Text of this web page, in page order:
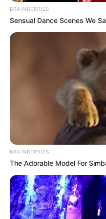
ΤΑ ΠΙΟ
BRAINBERRIES
Sensual Dance Scenes We
BRAINBERRIES
The Adorable Model For